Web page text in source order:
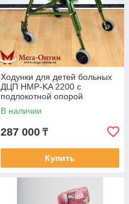
Ходунки для детей больных
ДЦП HMP-KA 2200 с
подлокотной опорой
В наличии
287 000 ₸
Купить